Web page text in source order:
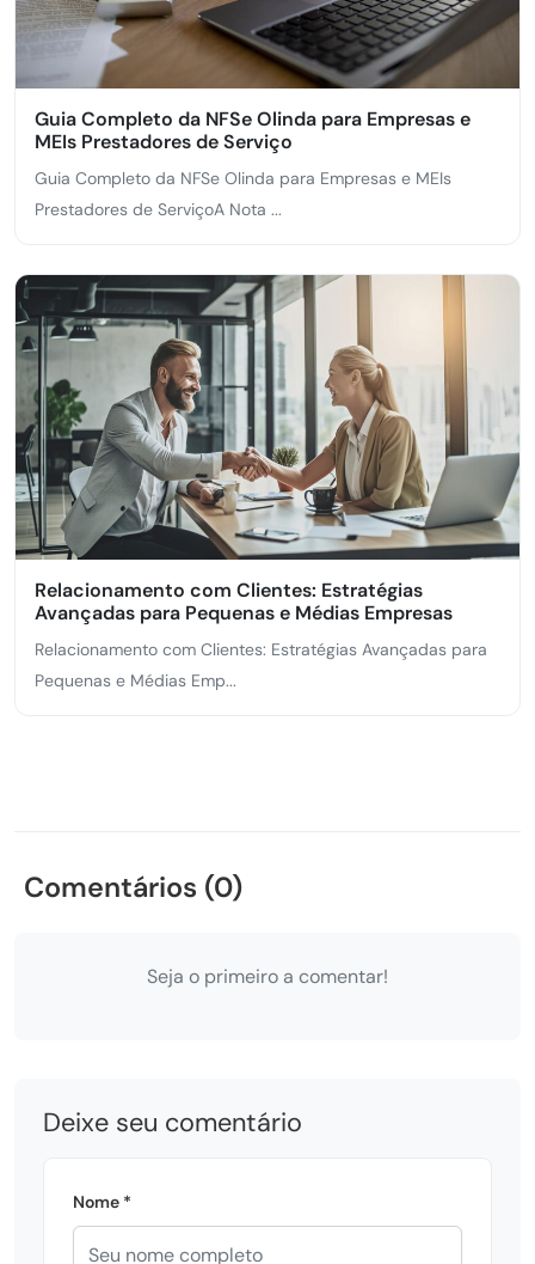
Guia Completo da NFSe Olinda para Empresas e
MEIs Prestadores de Serviço
Guia Completo da NFSe Olinda para Empresas e MEIs
Prestadores de ServiçoA Nota ...
Relacionamento com Clientes: Estratégias
Avançadas para Pequenas e Médias Empresas
Relacionamento com Clientes: Estratégias Avançadas para
Pequenas e Médias Emp...
Comentários (0)
Seja o primeiro a comentar!
Deixe seu comentário
Nome *